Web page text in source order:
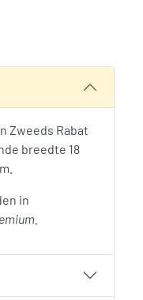
Zweeds Rabat
breedte 18
in